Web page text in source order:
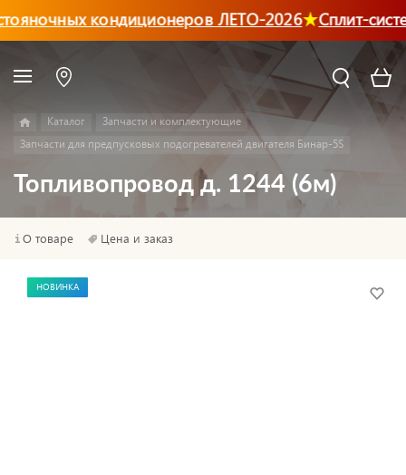
кондиционеров ЛЕТО-2026 Сплит-
Каталог
Запчасти и комплектующие
Запчасти для предпусковых подогревателей двигателя Бинар-5S
Топливопровод д. 1244 (6м)
О товаре Цена и заказ
НОВИНКА